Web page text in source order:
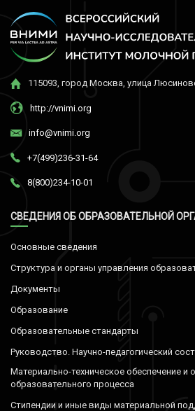
115093, город Москва, улица
http://vnimi.org
info@vnimi.org
+7(499)236-31-64
8(800)234-10-01
СВЕДЕНИЯ ОБ ОБРАЗОВАТЕЛЬНОЙ
Основные сведения
Структура и органы управления
Документы
Образование
Образовательные стандарты
Руководство. Научно-педагогический
Материально-техническое обеспечение и
образовательного процесса
Стипендии и иные виды материальной